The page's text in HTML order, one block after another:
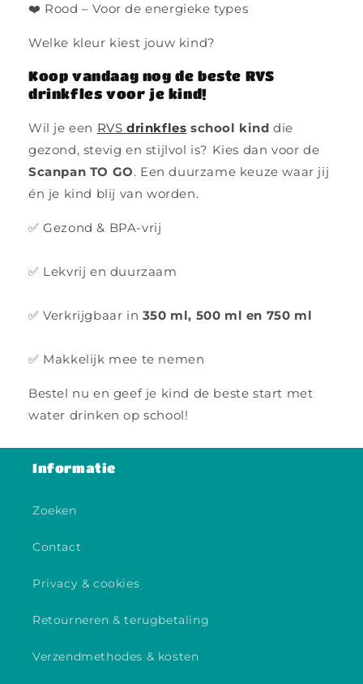
❤️ Rood – Voor de energieke types
Welke kleur kiest jouw kind?
Koop vandaag nog de beste RVS
drinkfles voor je kind!
Wil je een RVSdrinkfles school kind die
gezond, stevig en stijlvol is? Kies dan voor de
Scanpan TO GO. Een duurzame keuze waar jij
én je kind blij van worden.
✅ Gezond & BPA-vrij
✅ Lekvrij en duurzaam
✅ Verkrijgbaar in 350 ml, 500 ml en 750 ml
✅ Makkelijk mee te nemen
Bestel nu en geef je kind de beste start met
water drinken op school!
Informatie
Zoeken
Contact
Privacy & cookies
Retourneren & terugbetaling
Verzendmethodes & kosten